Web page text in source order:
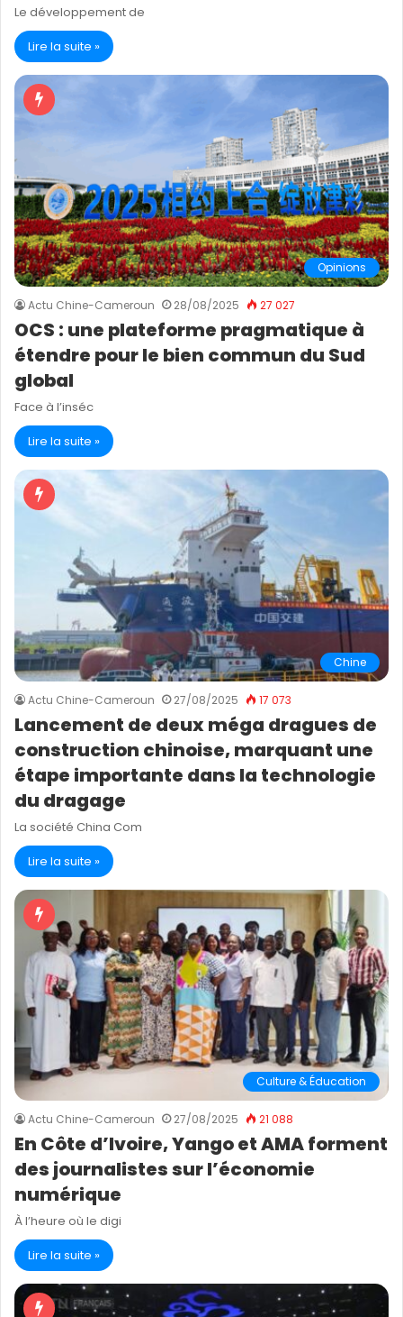
Le développement de
Lire la suite »
Opinions
Actu Chine-Cameroun 28/08/2025 27 027
OCS : une plateforme pragmatique à
étendre pour le bien commun du Sud
global
Face à l’inséc
Lire la suite »
Chine
Actu Chine-Cameroun 27/08/2025 17 073
Lancement de deux méga dragues de
construction chinoise, marquant une
étape importante dans la technologie
du dragage
La société China Com
Lire la suite »
Culture & Éducation
Actu Chine-Cameroun 27/08/2025 21 088
En Côte d’Ivoire, Yango et AMA forment
des journalistes sur l’économie
numérique
À l’heure où le digi
Lire la suite »